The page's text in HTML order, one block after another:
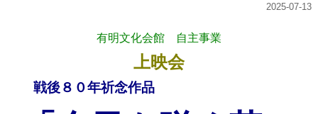
2025-07-13
有明文化会館 自主事業
上映会
戦後８０年祈念作品